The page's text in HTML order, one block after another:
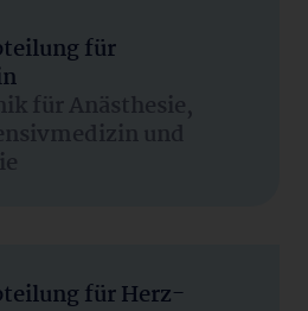
für
für Anästhesie,
und
für Herz-